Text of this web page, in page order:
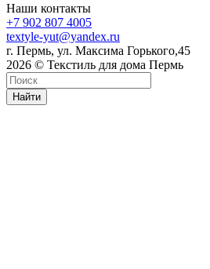
Наши контакты
+7 902 807 4005
textyle-yut@yandex.ru
г. Пермь, ул. Максима Горького,45
2026 © Текстиль для дома Пермь
Найти